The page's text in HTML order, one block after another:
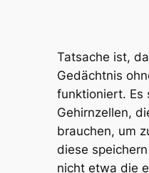
Tatsache ist,
Gedächtnis
funktioniert. Es
Gehirnzellen,
brauchen, um
diese
nicht etwa die